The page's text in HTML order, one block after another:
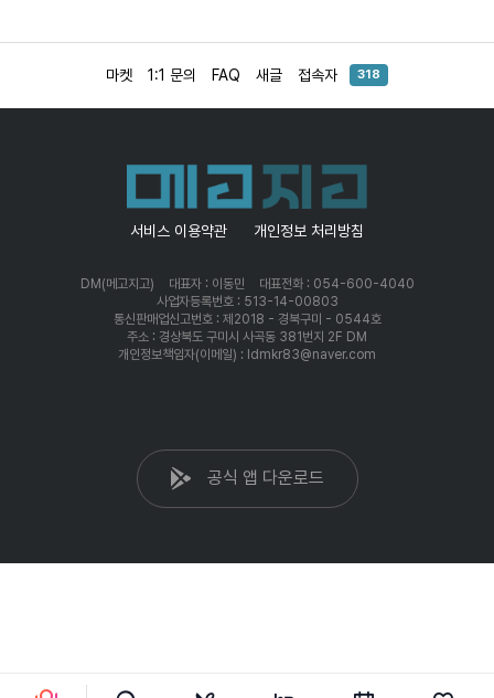
마켓 1:1 문의 FAQ 새글 접속자 318
서비스 이용약관 개인정보 처리방침
DM(메고지고) 대표자 : 이동민
대표전화 : 054-600-4040
사업자등록번호 : 513-14-00803
통신판매업신고번호 : 제2018 - 경북구미 - 0544호
주소 : 경상북도 구미시 사곡동 381번지 2F DM
개인정보책임자(이메일) : ldmkr83@naver.com
공식 앱 다운로드